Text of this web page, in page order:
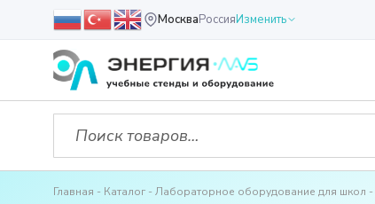
МоскваРоссияИзменить
Главная Каталог Лабораторное оборудование для школ